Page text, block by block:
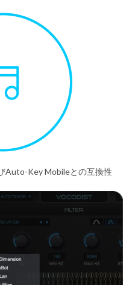
Auto-Key Mobileとの互換性